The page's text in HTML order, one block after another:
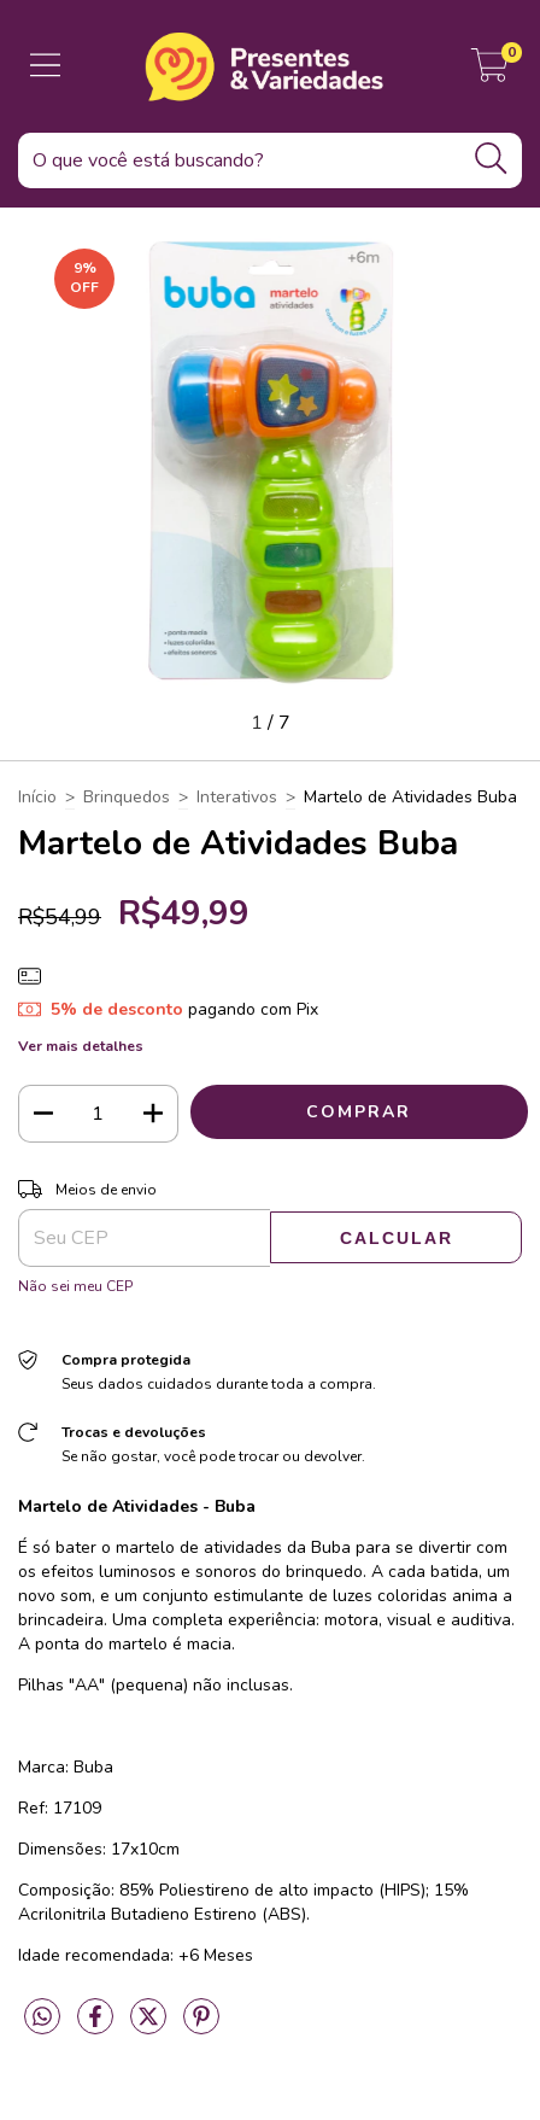
0
9%
OFF
1/ 7
Início > Brinquedos > Interativos > Martelo de Atividades Buba
Martelo de Atividades Buba
R$54,99 R$49,99
5% de desconto pagando com Pix
Ver mais detalhes
Entregas para o CEP:
Meios de envio
CALCULAR
Não sei meu CEP
Compra protegida
Seus dados cuidados durante toda a compra.
Trocas e devoluções
Se não gostar, você pode trocar ou devolver.
Martelo de Atividades - Buba
É só bater o martelo de atividades da Buba para se divertir com
os efeitos luminosos e sonoros do brinquedo. A cada batida, um
novo som, e um conjunto estimulante de luzes coloridas anima a
brincadeira. Uma completa experiência: motora, visual e auditiva.
A ponta do martelo é macia.
Pilhas "AA" (pequena) não inclusas.
Marca: Buba
Ref: 17109
Dimensões: 17x10cm
Composição: 85% Poliestireno de alto impacto (HIPS); 15%
Acrilonitrila Butadieno Estireno (ABS).
Idade recomendada: +6 Meses